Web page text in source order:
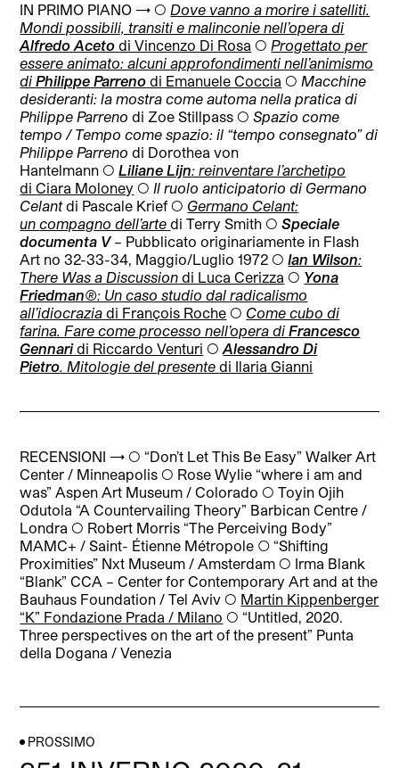
IN PRIMO PIANO → ◯Dove vanno a morire i satelliti.
Mondi possibili, transiti e malinconie nell’opera di
Alfredo Aceto di Vincenzo Di Rosa ◯Progettato per
essere animato: alcuniapprofondimenti nell’animismo
diPhilippe Parreno di Emanuele Coccia ◯Macchine
desideranti: lamostra come automanella pratica di
Philippe Parreno di Zoe Stillpass ◯Spazio come
tempo / Tempo come spazio: il “tempo consegnato” di
Philippe Parreno di Dorothea von
Hantelmann ◯Liliane Lijn: reinventare l’archetipo
diCiara Moloney ◯Il ruolo anticipatorio di Germano
Celantdi Pascale Krief ◯ Germano Celant:
uncompagno dell’arte di Terry Smith ◯Speciale
documenta V– Pubblicato originariamente in Flash
Art no 32-33-34, Maggio/Luglio 1972 ◯Ian Wilson:
There Was aDiscussion di Luca Cerizza ◯ Yona
Friedman®: Un caso studio dalradicalismo
all’idiocrazia di François Roche ◯ Come cubo di
farina. Fare come processo nell’opera diFrancesco
Gennari di Riccardo Venturi ◯Alessandro Di
Pietro.Mitologie del presentedi Ilaria Gianni
RECENSIONI → ◯ “Don’t Let This Be Easy” Walker Art
Center / Minneapolis ◯ Rose Wylie “where i am and
was” Aspen Art Museum / Colorado ◯ Toyin Ojih
Odutola “A Countervailing Theory” Barbican Centre /
Londra ◯ Robert Morris “The Perceiving Body”
MAMC+ / Saint- Étienne Métropole ◯“Shifting
Proximities” Nxt Museum / Amsterdam ◯ Irma Blank
“Blank” CCA – Center for Contemporary Art and at the
Bauhaus Foundation / Tel Aviv ◯ Martin Kippenberger
“K” Fondazione Prada / Milano ◯ “Untitled, 2020.
Three perspectives on the art of the present” Punta
della Dogana / Venezia
PROSSIMO